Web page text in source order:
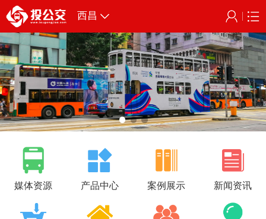
西昌
媒体资源 产品中心 案例展示 新闻资讯